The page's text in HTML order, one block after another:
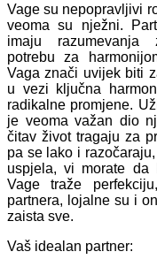
Vage su nepopravljivi
veoma su nježni.
imaju
potrebu za
Vaga znači uvijek biti
u vezi ključna
radikalne promjene.
je veoma važan dio
čitav život tragaju za
pa se lako i
uspjela, vi morate da
Vage traže
partnera, lojalne su i
zaista sve.
Vaš idealan partner: